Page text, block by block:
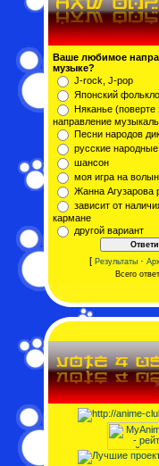
Ваше любимое
музыке?
J-rock, J-pop
Японский
Няканье (поверте
направление
Песни народов
русские народные
шансон
моя игра на
Жанна Агузарова
зависит от
кармане
другой вариант
[ Результаты·
Всего